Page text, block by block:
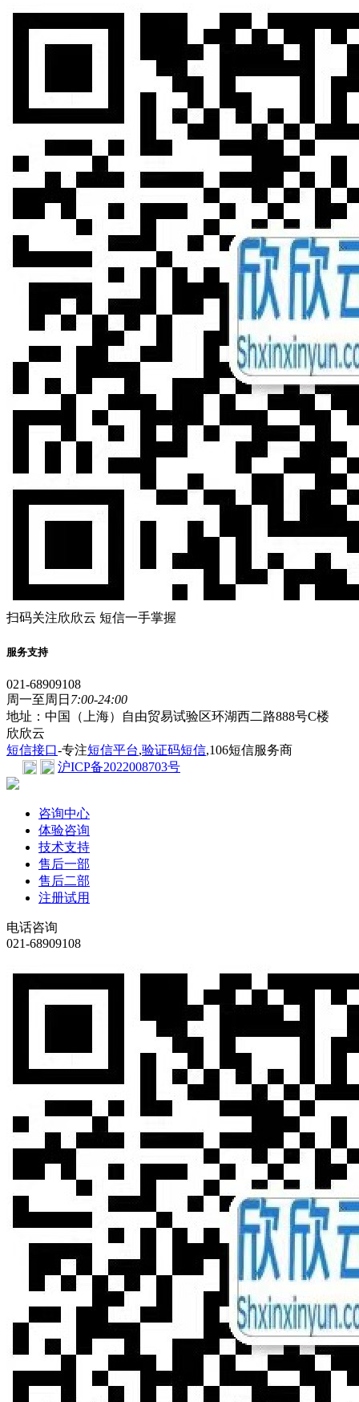
扫码关注欣欣云 短信一手掌握
服务支持
021-68909108
周一至周日 7:00-24:00
地址：中国（上海）自由贸易试验区环湖西二路888号C楼
欣欣云
短信接口-专注短信平台,验证码短信,106短信服务商
沪ICP备2022008703号
咨询中心
体验咨询
技术支持
售后一部
售后二部
注册试用
电话咨询
021-68909108